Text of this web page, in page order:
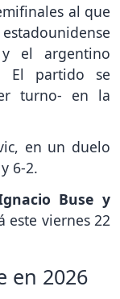
al que
y el argentino
El partido se
turno- en la
en un duelo
6-2.
Buse y
este viernes 22
en 2026